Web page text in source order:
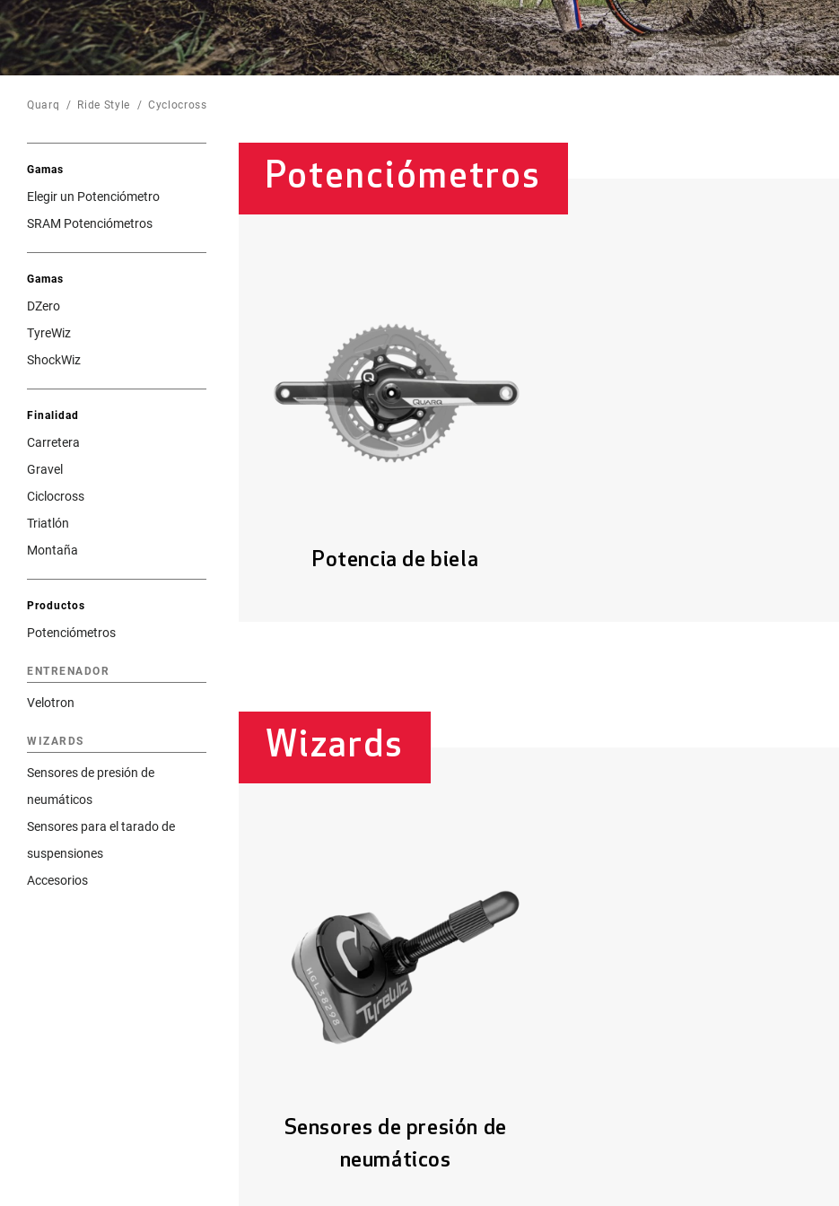
QUARQ HOME
Quarq Ride Style Cyclocross
Gamas
Elegir un Potenciómetro
SRAM Potenciómetros
Gamas
DZero
TyreWiz
ShockWiz
Finalidad
Carretera
Gravel
Ciclocross
Triatlón
Montaña
Productos
Potenciómetros
ENTRENADOR
Velotron
WIZARDS
Sensores de presión de
neumáticos
Sensores para el tarado de
suspensiones
Accesorios
Potenciómetros
Potencia de biela
Wizards
Sensores de presión de
neumáticos